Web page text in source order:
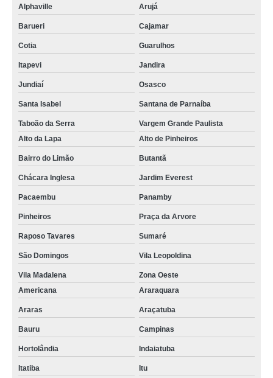
Alphaville
Arujá
Barueri Cajamar
Cotia Guarulhos
Itapevi Jandira
Jundiaí Osasco
Santa Isabel Santana de Parnaíba
Taboão da Serra
Vargem Grande Paulista
Alto da Lapa
Alto de Pinheiros
Bairro do Limão Butantã
Chácara Inglesa Jardim Everest
Pacaembu Panamby
Pinheiros Praça da Arvore
Raposo Tavares Sumaré
São Domingos Vila Leopoldina
Vila Madalena
Zona Oeste
Americana
Araraquara
Araras Araçatuba
Bauru Campinas
Hortolândia Indaiatuba
Itatiba Itu